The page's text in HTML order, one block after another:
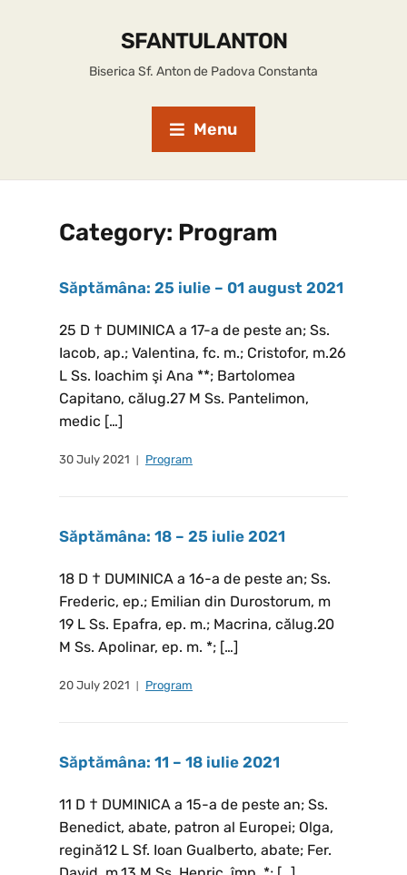
SFANTUL ANTON
Biserica Sf. Anton de Padova Constanta
Menu
Category: Program
Săptămâna: 25 iulie – 01 august 2021
25 D † DUMINICA a 17-a de peste an; Ss.
Iacob, ap.; Valentina, fc. m.; Cristofor, m.26
L Ss. Ioachim şi Ana **; Bartolomea
Capitano, călug.27 M Ss. Pantelimon,
medic […]
30 July 2021 Program
Săptămâna: 18 – 25 iulie 2021
18 D † DUMINICA a 16-a de peste an; Ss.
Frederic, ep.; Emilian din Durostorum, m
19 L Ss. Epafra, ep. m.; Macrina, călug.20
M Ss. Apolinar, ep. m. *; […]
20 July 2021 Program
Săptămâna: 11 – 18 iulie 2021
11 D † DUMINICA a 15-a de peste an; Ss.
Benedict, abate, patron al Europei; Olga,
regină12 L Sf. Ioan Gualberto, abate; Fer.